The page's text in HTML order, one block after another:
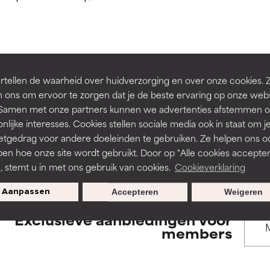
de waarheid over huidverzorging en over onze cookies.
ons om ervoor te zorgen dat je de beste ervaring op onze
met onze partners kunnen we advertenties afstemmen
interesses. Cookies stellen sociale media ook in staat om je
voor andere doeleinden te gebruiken. Ze helpen ons
hoe onze site wordt gebruikt. Door op "Alle cookies
stemt u in met ons gebruik van cookies. Cookieverklaring
Aanpassen Weigeren
Accepteren
BACK TO SEARCH
to assess ingredients in this dictionary. Regulations
irriterend maar kan esthetische, stabiliteits- of andere
is aanwezig. Het risico wordt vergroot als het gecombineerd
ingrediënten.
droogheid, enz. veroorzaken. Kan in sommige gevallen
het algemeen is bewezen dat het meer kwaad dan goed doet.
irriterend maar kan esthetische, stabiliteits- of andere
is aanwezig. Het risico wordt vergroot als het gecombineerd
ingrediënten.
droogheid, enz. veroorzaken. Kan in sommige gevallen
het algemeen is bewezen dat het meer kwaad dan goed doet.
Exclusieve aanbiedingen voor
members